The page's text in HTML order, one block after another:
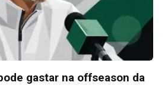
gastar na offseason da